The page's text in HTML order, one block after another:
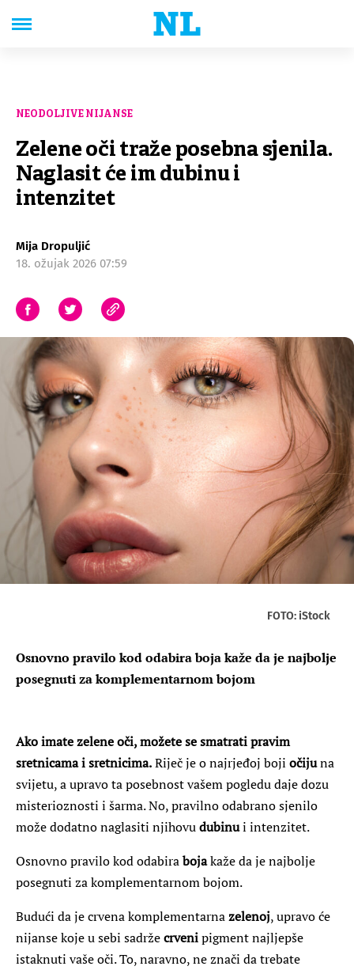
NEODOLJIVE NIJANSE
Zelene oči traže posebna sjenila.
Naglasit će im dubinu i
intenzitet
Mija Dropuljić
18. ožujak 2026 07:59
FOTO: iStock
Osnovno pravilo kod odabira boja kaže da je najbolje
posegnuti za komplementarnom bojom
Ako imate zelene oči, možete se smatrati pravim
sretnicama i sretnicima.Riječ je o najrjeđoj boji očijuna
svijetu, a upravo ta posebnost vašem pogledu daje dozu
misterioznosti i šarma. No, pravilno odabrano sjenilo
može dodatno naglasiti njihovudubinui intenzitet.
Osnovno pravilo kod odabirabojakaže da je najbolje
posegnuti za komplementarnom bojom.
Budući da je crvena komplementarnazelenoj, upravo će
nijanse koje u sebi sadržecrvenipigment najljepše
istaknuti vaše oči. To, naravno, ne znači da trebate